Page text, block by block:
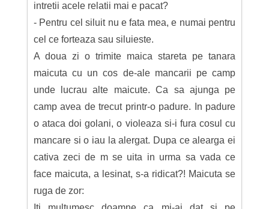
intretii acele relatii mai e pacat?
- Pentru cel siluit nu e fata mea, e numai pentru
cel ce forteaza sau siluieste.
A doua zi o trimite maica stareta pe tanara
maicuta cu un cos de-ale mancarii pe camp
unde lucrau alte maicute. Ca sa ajunga pe
camp avea de trecut printr-o padure. In padure
o ataca doi golani, o violeaza si-i fura cosul cu
mancare si o iau la alergat. Dupa ce alearga ei
cativa zeci de m se uita in urma sa vada ce
face maicuta, a lesinat, s-a ridicat?! Maicuta se
ruga de zor: